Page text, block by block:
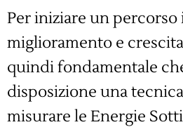
Per iniziare un
miglioramento e
quindi fondamentale
disposizione una
misurare le Energie